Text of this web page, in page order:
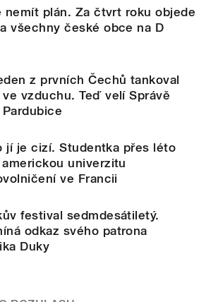
nemít plán. Za čtvrt roku objede
všechny české obce na D
z prvních Čechů tankoval
vzduchu. Teď velí Správě
jí je cizí. Studentka přes léto
univerzitu
ve Francii
festival sedmdesátiletý.
odkaz svého patrona
Duky